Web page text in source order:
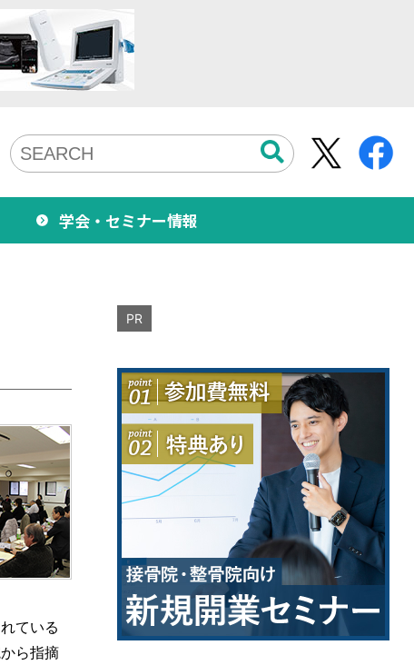
学会・セミナー情報
ている
ら指摘
PR